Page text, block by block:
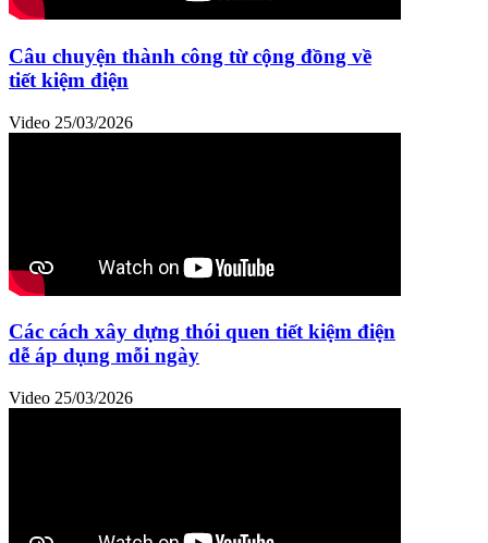
Câu chuyện thành công từ cộng đồng về
tiết kiệm điện
Video 25/03/2026
Các cách xây dựng thói quen tiết kiệm điện
dễ áp dụng mỗi ngày
Video 25/03/2026